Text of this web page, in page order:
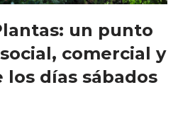
un punto
comercial y
los días sábados